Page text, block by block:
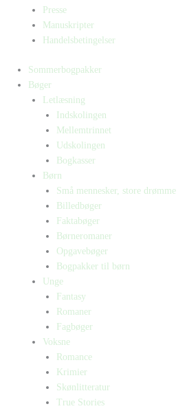
Presse
Manuskripter
Handelsbetingelser
Sommerbogpakker
Bøger
Letlæsning
Indskolingen
Mellemtrinnet
Udskolingen
Bogkasser
Børn
Små mennesker, store drømme
Billedbøger
Faktabøger
Børneromaner
Opgavebøger
Bogpakker til børn
Unge
Fantasy
Romaner
Fagbøger
Voksne
Romance
Krimier
Skønlitteratur
True Stories